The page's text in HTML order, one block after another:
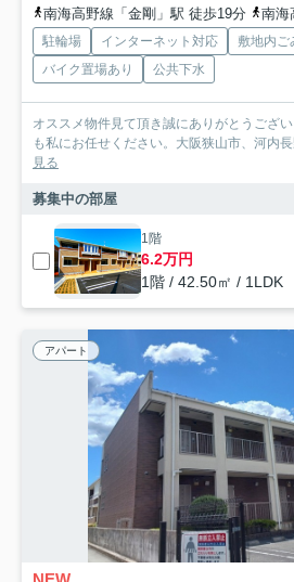
南海高野線「金剛」駅 徒歩19分
南海高
駐輪場 インターネット対応 敷地内ご
バイク置場あり
公共下水
オススメ物件見て頂き誠にありがとうござ
も私にお任せください。大阪狭山市、河内
見る
募集中の部屋
1階
6.2万円
1階 / 42.50㎡ / 1LDK
アパート